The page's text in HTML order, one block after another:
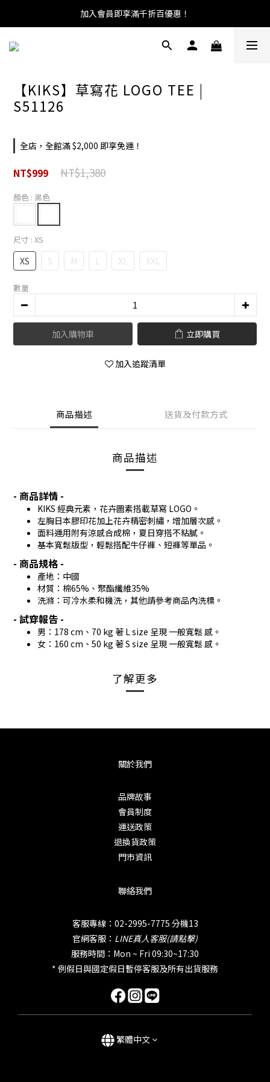
加入會員即享滿千折百優惠！
【KIKS】草寫花 LOGO TEE |
S51126
全店，全館滿 $2,000 即享免運！
NT$999 NT$1,380
顏色 : 黑色
尺寸 : XS
XS S M L XL XXL
數量
加入購物車 立即購買
加入追蹤清單
商品描述 送貨及付款方式
商品描述
- 商品詳情 -
KIKS 經典元素，花卉圖素搭載草寫 LOGO。
左胸日本膠印花加上花卉精密刺繡，增加層次感。
面料運用附有涼感合成棉，夏日穿搭不粘膩。
基本寬鬆版型，輕鬆搭配牛仔褲、短褲等單品。
- 商品規格 -
產地：中國
材質：棉65%、聚酯纖維35%
洗滌：可冷水柔和機洗，其他請參考商品內洗標。
- 試穿報告 -
男：178 cm、70 kg 著 L size 呈現 一般寬鬆 感。
女：160 cm、50 kg 著 S size 呈現 一般寬鬆 感。
了解更多
關於我們
品牌故事
會員制度
運送政策
退換貨政策
門市資訊
聯絡我們
客服專線：02-2995-7775 分機13
官網客服： LINE真人客服(請點擊)
服務時間：Mon ~ Fri 09:30~17:30
* 例假日與國定假日暫停客服及所有出貨服務
繁體中文